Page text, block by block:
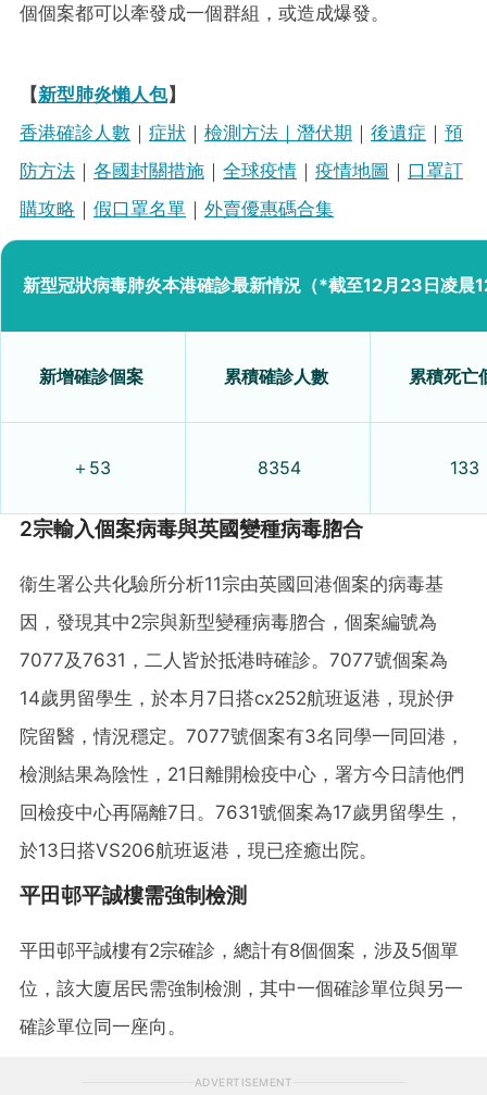
個個案都可以牽發成一個群組，或造成爆發。
【新型肺炎懶人包】
香港確診人數 ｜ 症狀 ｜ 檢測方法｜ 潛伏期 ｜ 後遺症 ｜ 預
防方法 ｜ 各國封關措施 ｜ 全球疫情 ｜ 疫情地圖 ｜ 口罩訂
購攻略 ｜ 假口罩名單 ｜ 外賣優惠碼合集
新型冠狀病毒肺炎本港確診最新情況（*截至12月23日凌晨
新增確診個案 累積確診人數 累積死亡
＋53 8354 133
2宗輸入個案病毒與英國變種病毒脗合
衞生署公共化驗所分析11宗由英國回港個案的病毒基
因，發現其中2宗與新型變種病毒脗合，個案編號為
7077及7631，二人皆於抵港時確診。7077號個案為
14歲男留學生，於本月7日搭cx252航班返港，現於伊
院留醫，情況穩定。7077號個案有3名同學一同回港，
檢測結果為陰性，21日離開檢疫中心，署方今日請他們
回檢疫中心再隔離7日。7631號個案為17歲男留學生，
於13日搭VS206航班返港，現已痊癒出院。
平田邨平誠樓需強制檢測
平田邨平誠樓有2宗確診，總計有8個個案，涉及5個單
位，該大廈居民需強制檢測，其中一個確診單位與另一
確診單位同一座向。
ADVERTISEMENT